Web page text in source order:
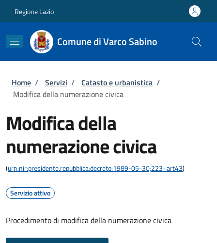
Regione Lazio
Comune di Varco Sabino
Briciole di pane
Home / Servizi / Catasto e urbanistica /
Modifica della numerazione civica
Modifica della
numerazione civica
(urn:nir:presidente.repubblica:decreto:1989-05-30;223~art43)
Servizio attivo
Procedimento di modifica della numerazione civica